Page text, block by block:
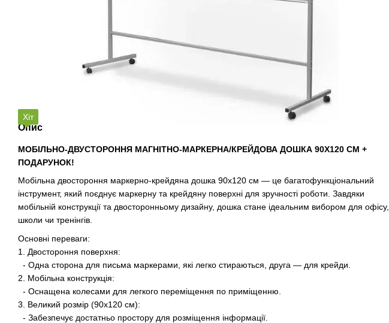
Хіт
Опис
МОБІЛЬНО-ДВУСТОРОННЯ МАГНІТНО-МАРКЕРНА/КРЕЙДОВА ДОШКА 90Х120 СМ +
ПОДАРУНОК!
Мобільна двостороння маркерно-крейдяна дошка 90х120 см — це багатофункціональний
інструмент, який поєднує маркерну та крейдяну поверхні для зручності роботи. Завдяки
мобільній конструкції та двосторонньому дизайну, дошка стане ідеальним вибором для офісу,
школи чи тренінгів.
Основні переваги:
1. Двостороння поверхня:
- Одна сторона для письма маркерами, які легко стираються, друга — для крейди.
2. Мобільна конструкція:
- Оснащена колесами для легкого переміщення по приміщенню.
3. Великий розмір (90х120 см):
- Забезпечує достатньо простору для розміщення інформації.